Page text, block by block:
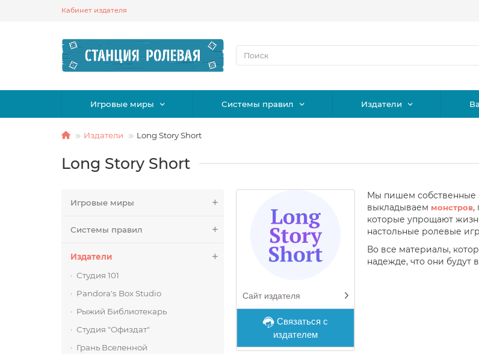
Кабинет издателя
Игровые миры Системы правил Издатели
Издатели Long Story Short
Long Story Short
Игровые миры
Системы правил
Издатели
Студия 101
Pandora's Box Studio
Рыжий Библиотекарь
Студия "Офиздат"
Грань Вселенной
Сайт издателя
Связаться с
издателем
Мы пишем собственные
выкладываем монстров,
которые упрощают
настольные ролевые
Во все материалы,
надежде, что они будут